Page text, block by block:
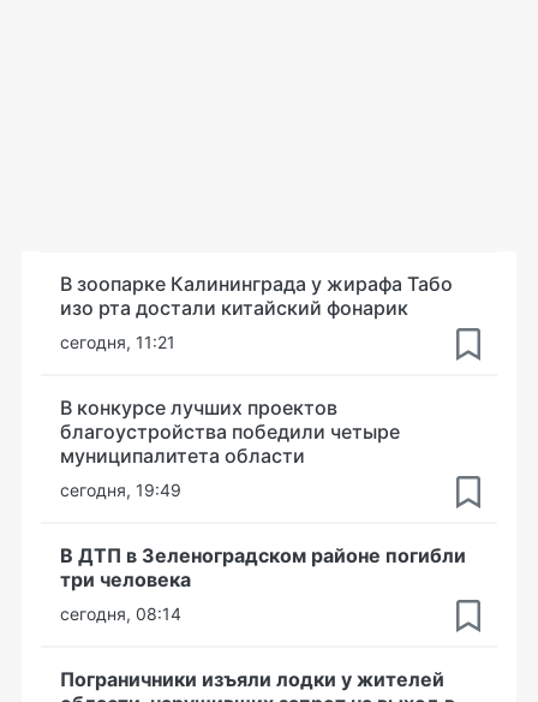
В зоопарке Калининграда у жирафа Табо
изо рта достали китайский фонарик
сегодня, 11:21
В конкурсе лучших проектов
благоустройства победили четыре
муниципалитета области
сегодня, 19:49
В ДТП в Зеленоградском районе погибли
три человека
сегодня, 08:14
Пограничники изъяли лодки у жителей